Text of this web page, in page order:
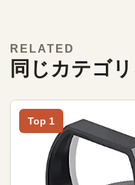
RELATED
同じカテゴ
Top 1